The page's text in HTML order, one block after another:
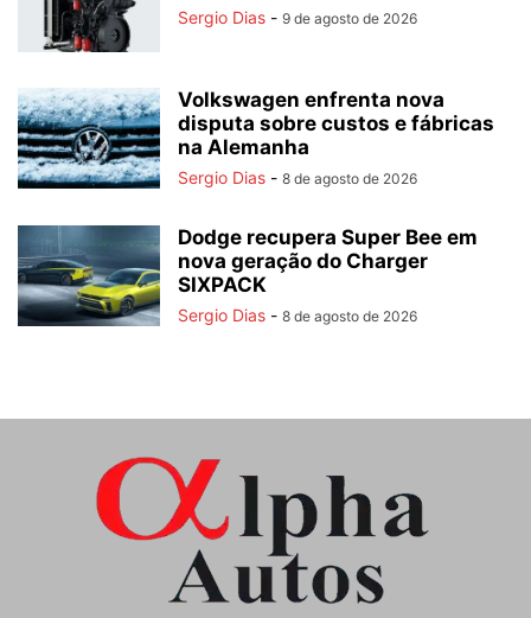
Sergio Dias - 9 de agosto de 2026
Volkswagen enfrenta nova
disputa sobre custos e fábricas
na Alemanha
Sergio Dias - 8 de agosto de 2026
Dodge recupera Super Bee em
nova geração do Charger
SIXPACK
Sergio Dias - 8 de agosto de 2026